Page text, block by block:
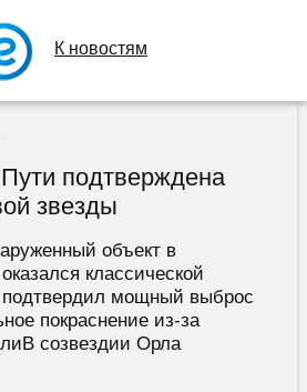
К новостям
подтверждена
звезды
объект в
классической
мощный выброс
покраснение из-за
созвездии Орла